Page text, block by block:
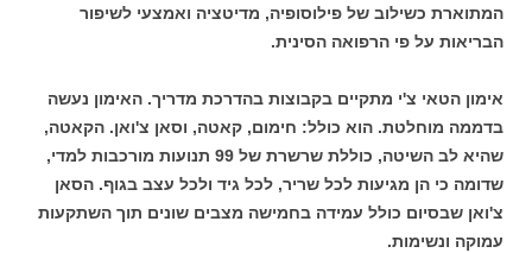
המתוארת כשילוב של פילוסופיה, מדיטציה ואמצעי לשיפור
הבריאות על פי הרפואה הסינית.
אימון הטאי צ'י מתקיים בקבוצות בהדרכת מדריך. האימון נעשה
בדממה מוחלטת. הוא כולל: חימום, קאטה, וסאן צ'ואן. הקאטה,
שהיא לב השיטה, כוללת שרשרת של 99 תנועות מורכבות למדי,
שדומה כי הן מגיעות לכל שריר, לכל גיד ולכל עצב בגוף. הסאן
צ'ואן שבסיום כולל עמידה בחמישה מצבים שונים תוך השתקעות
עמוקה ונשימות.